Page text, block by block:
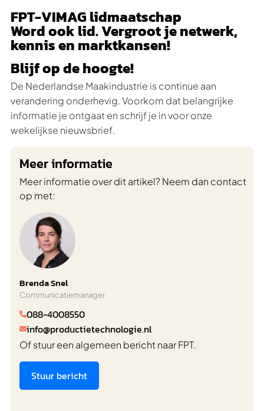
FPT-VIMAG lidmaatschap
Word ook lid. Vergroot je netwerk,
kennis en marktkansen!
Blijf op de hoogte!
De Nederlandse Maakindustrie is continue aan
verandering onderhevig. Voorkom dat belangrijke
informatie je ontgaat en schrijf je in voor onze
wekelijkse nieuwsbrief.
Meer informatie
Meer informatie over dit artikel? Neem dan contact
op met:
Brenda Snel
Communicatiemanager
088-4008550
info@productietechnologie.nl
Of stuur een algemeen bericht naar FPT.
Stuur bericht